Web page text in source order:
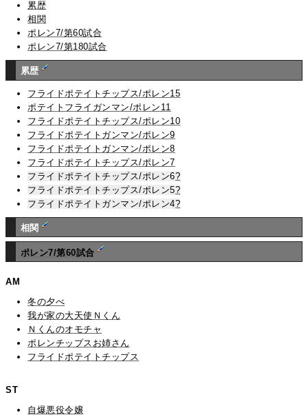
累歴
相関
ポレン7/第60試合
ポレン7/第180試合
累歴
フライドポテイトチップス/ポレン15
ポテイトフライガンマン/ポレン11
フライドポテイトチップス/ポレン10
フライドポテイトガンマン/ポレン9
フライドポテイトガンマン/ポレン8
フライドポテイトチップス/ポレン7
フライドポテイトチップス/ポレン6?
フライドポテイトチップス/ポレン5?
フライドポテイトガンマン/ポレン4?
相関
ポレン7/第60試合
AM
冬の夕べ
我が家の大天使Ｎくん
Ｎくんのオモチャ
ポレンチップスお姉さん
フライドポテイトチップス
ST
自爆悪役令嬢